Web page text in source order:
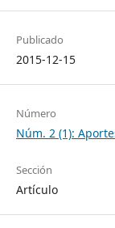
Publicado
2015-12-15
Número
Núm. 2 (1):
Sección
Artículo